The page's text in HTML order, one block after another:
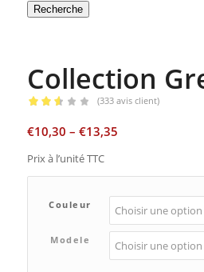
Recherche
Collection
2.58
basé
notations
(333avis client)
€10,30 – €13,35
Prix à l’unité TTC
Couleur
Modele